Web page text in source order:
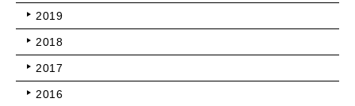
2019
2018
2017
2016